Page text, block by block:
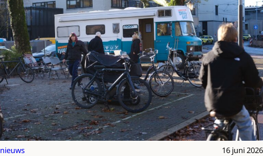
nieuws 16 juni 2026